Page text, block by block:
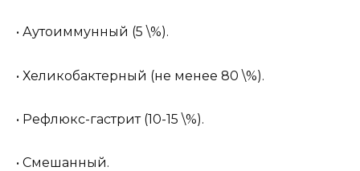
• Аутоиммунный (5 \%).
• Хеликобактерный (не менее 80 \%).
• Рефлюкс-гастрит (10-15 \%).
• Смешанный.